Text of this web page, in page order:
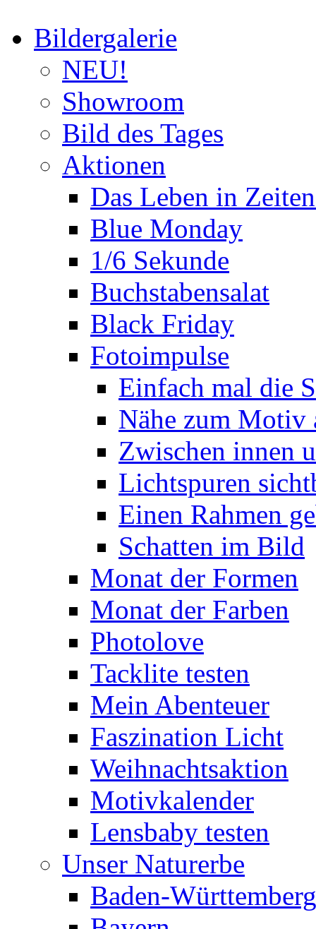
Bildergalerie
NEU!
Showroom
Bild des Tages
Aktionen
Das Leben in
Blue Monday
1/6 Sekunde
Buchstabensalat
Black Friday
Fotoimpulse
Einfach mal die
Nähe zum Motiv
Zwischen innen
Lichtspuren
Einen Rahmen
Schatten im Bild
Monat der Formen
Monat der Farben
Photolove
Tacklite testen
Mein Abenteuer
Faszination Licht
Weihnachtsaktion
Motivkalender
Lensbaby testen
Unser Naturerbe
Baden-Württemberg